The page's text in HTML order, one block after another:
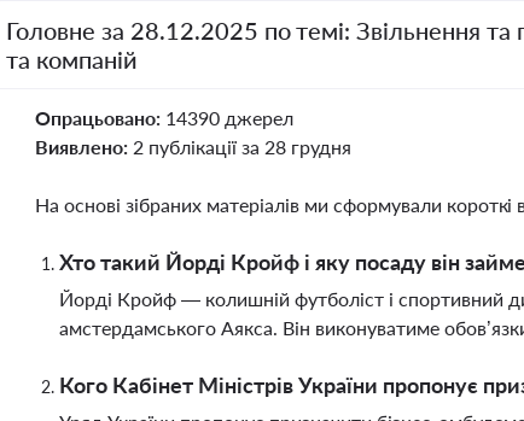
Головне за 28.12.2025 по темі: Звільнення та
та компаній
Опрацьовано: 14390 джерел
Виявлено: 2 публікації за 28 грудня
На основі зібраних матеріалів ми сформували короткі
Хто такий Йорді Кройф і яку посаду він
Йорді Кройф — колишній футболіст і спортивний
амстердамського Аякса. Він виконуватиме
Кого Кабінет Міністрів України пропонує